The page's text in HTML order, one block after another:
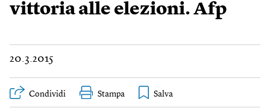
vittoria alle elezioni. Afp
20.3.2015
Condividi Stampa